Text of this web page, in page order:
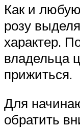
Как и
розу
характер.
владельца
прижиться.
Для
обратить